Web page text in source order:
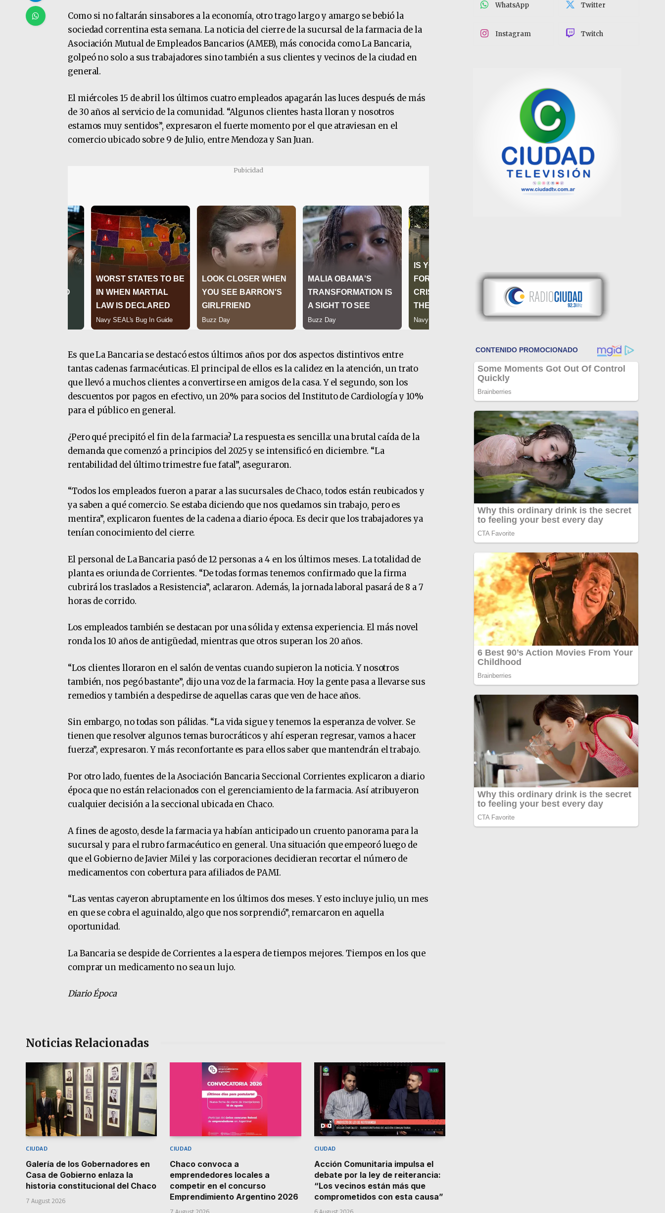
Como si no faltarán sinsabores a la economía, otro trago largo y amargo se bebió la
sociedad correntina esta semana. La noticia del cierre de la sucursal de la farmacia de la
Asociación Mutual de Empleados Bancarios (AMEB), más conocida como La Bancaria,
golpeó no solo a sus trabajadores sino también a sus clientes y vecinos de la ciudad en
general.
El miércoles 15 de abril los últimos cuatro empleados apagarán las luces después de más
de 30 años al servicio de la comunidad. “Algunos clientes hasta lloran y nosotros
estamos muy sentidos”, expresaron el fuerte momento por el que atraviesan en el
comercio ubicado sobre 9 de Julio, entre Mendoza y San Juan.
Pubicidad
Es que La Bancaria se destacó estos últimos años por dos aspectos distintivos entre
tantas cadenas farmacéuticas. El principal de ellos es la calidez en la atención, un trato
que llevó a muchos clientes a convertirse en amigos de la casa. Y el segundo, son los
descuentos por pagos en efectivo, un 20% para socios del Instituto de Cardiología y 10%
para el público en general.
¿Pero qué precipitó el fin de la farmacia? La respuesta es sencilla: una brutal caída de la
demanda que comenzó a principios del 2025 y se intensificó en diciembre. “La
rentabilidad del último trimestre fue fatal”, aseguraron.
“Todos los empleados fueron a parar a las sucursales de Chaco, todos están reubicados y
ya saben a qué comercio. Se estaba diciendo que nos quedamos sin trabajo, pero es
mentira”, explicaron fuentes de la cadena a diario época. Es decir que los trabajadores ya
tenían conocimiento del cierre.
El personal de La Bancaria pasó de 12 personas a 4 en los últimos meses. La totalidad de
planta es oriunda de Corrientes. “De todas formas tenemos confirmado que la firma
cubrirá los traslados a Resistencia”, aclararon. Además, la jornada laboral pasará de 8 a 7
horas de corrido.
Los empleados también se destacan por una sólida y extensa experiencia. El más novel
ronda los 10 años de antigüedad, mientras que otros superan los 20 años.
“Los clientes lloraron en el salón de ventas cuando supieron la noticia. Y nosotros
también, nos pegó bastante”, dijo una voz de la farmacia. Hoy la gente pasa a llevarse sus
remedios y también a despedirse de aquellas caras que ven de hace años.
Sin embargo, no todas son pálidas. “La vida sigue y tenemos la esperanza de volver. Se
tienen que resolver algunos temas burocráticos y ahí esperan regresar, vamos a hacer
fuerza”, expresaron. Y más reconfortante es para ellos saber que mantendrán el trabajo.
Por otro lado, fuentes de la Asociación Bancaria Seccional Corrientes explicaron a diario
época que no están relacionados con el gerenciamiento de la farmacia. Así atribuyeron
cualquier decisión a la seccional ubicada en Chaco.
A fines de agosto, desde la farmacia ya habían anticipado un cruento panorama para la
sucursal y para el rubro farmacéutico en general. Una situación que empeoró luego de
que el Gobierno de Javier Milei y las corporaciones decidieran recortar el número de
medicamentos con cobertura para afiliados de PAMI.
“Las ventas cayeron abruptamente en los últimos dos meses. Y esto incluye julio, un mes
en que se cobra el aguinaldo, algo que nos sorprendió”, remarcaron en aquella
oportunidad.
La Bancaria se despide de Corrientes a la espera de tiempos mejores. Tiempos en los que
comprar un medicamento no sea un lujo.
Diario Época
Noticias Relacionadas
CIUDAD
Galería de los Gobernadores en
Casa de Gobierno enlaza la
historia constitucional del Chaco
7 August 2026
CIUDAD
Chaco convoca a
emprendedores locales a
competir en el concurso
Emprendimiento Argentino 2026
CIUDAD
Acción Comunitaria impulsa el
debate por la ley de reiterancia:
“Los vecinos están más que
comprometidos con esta causa”
WhatsApp Twitter
Instagram Twitch